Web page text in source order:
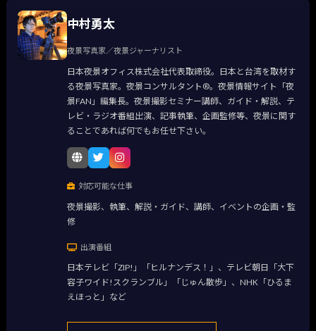
中村勇太
夜景写真家／夜景ジャーナリスト
日本夜景オフィス株式会社代表取締役。日本と台湾を取材す
る夜景写真家。夜景コンサルタント®。夜景情報サイト「夜
景FAN」編集長。夜景撮影セミナー講師、ガイド・解説、テ
レビ・ラジオ番組出演、記事執筆、企画監修等、夜景に関す
ることであれば何でもお任せ下さい。
対応可能な仕事
夜景撮影、執筆、解説・ガイド、講師、イベントの企画・監
修
出演番組
日本テレビ「ZIP!」「ヒルナンデス！」、テレビ朝日「大下
容子ワイド!スクランブル」「じゅん散歩」、NHK「ひるま
えほっと」など